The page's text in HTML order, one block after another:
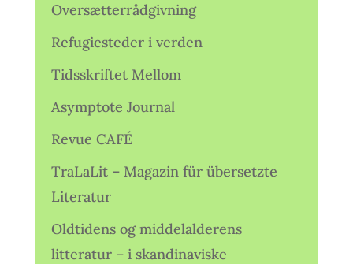
Oversætterrådgivning
Refugiesteder i verden
Tidsskriftet Mellom
Asymptote Journal
Revue CAFÉ
TraLaLit – Magazin für übersetzte
Literatur
Oldtidens og middelalderens
litteratur – i skandinaviske